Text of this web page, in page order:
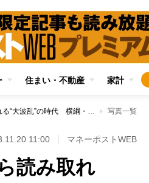
住まい・不動産 家計
相撲協会2024年カレンダーから読み取れる“大波乱”の時代 横綱・照ノ富士の単独登場が減り「来年早々の引退を懸念」の声も 写真一覧
11:00 マネーポストWEB
読み取れ